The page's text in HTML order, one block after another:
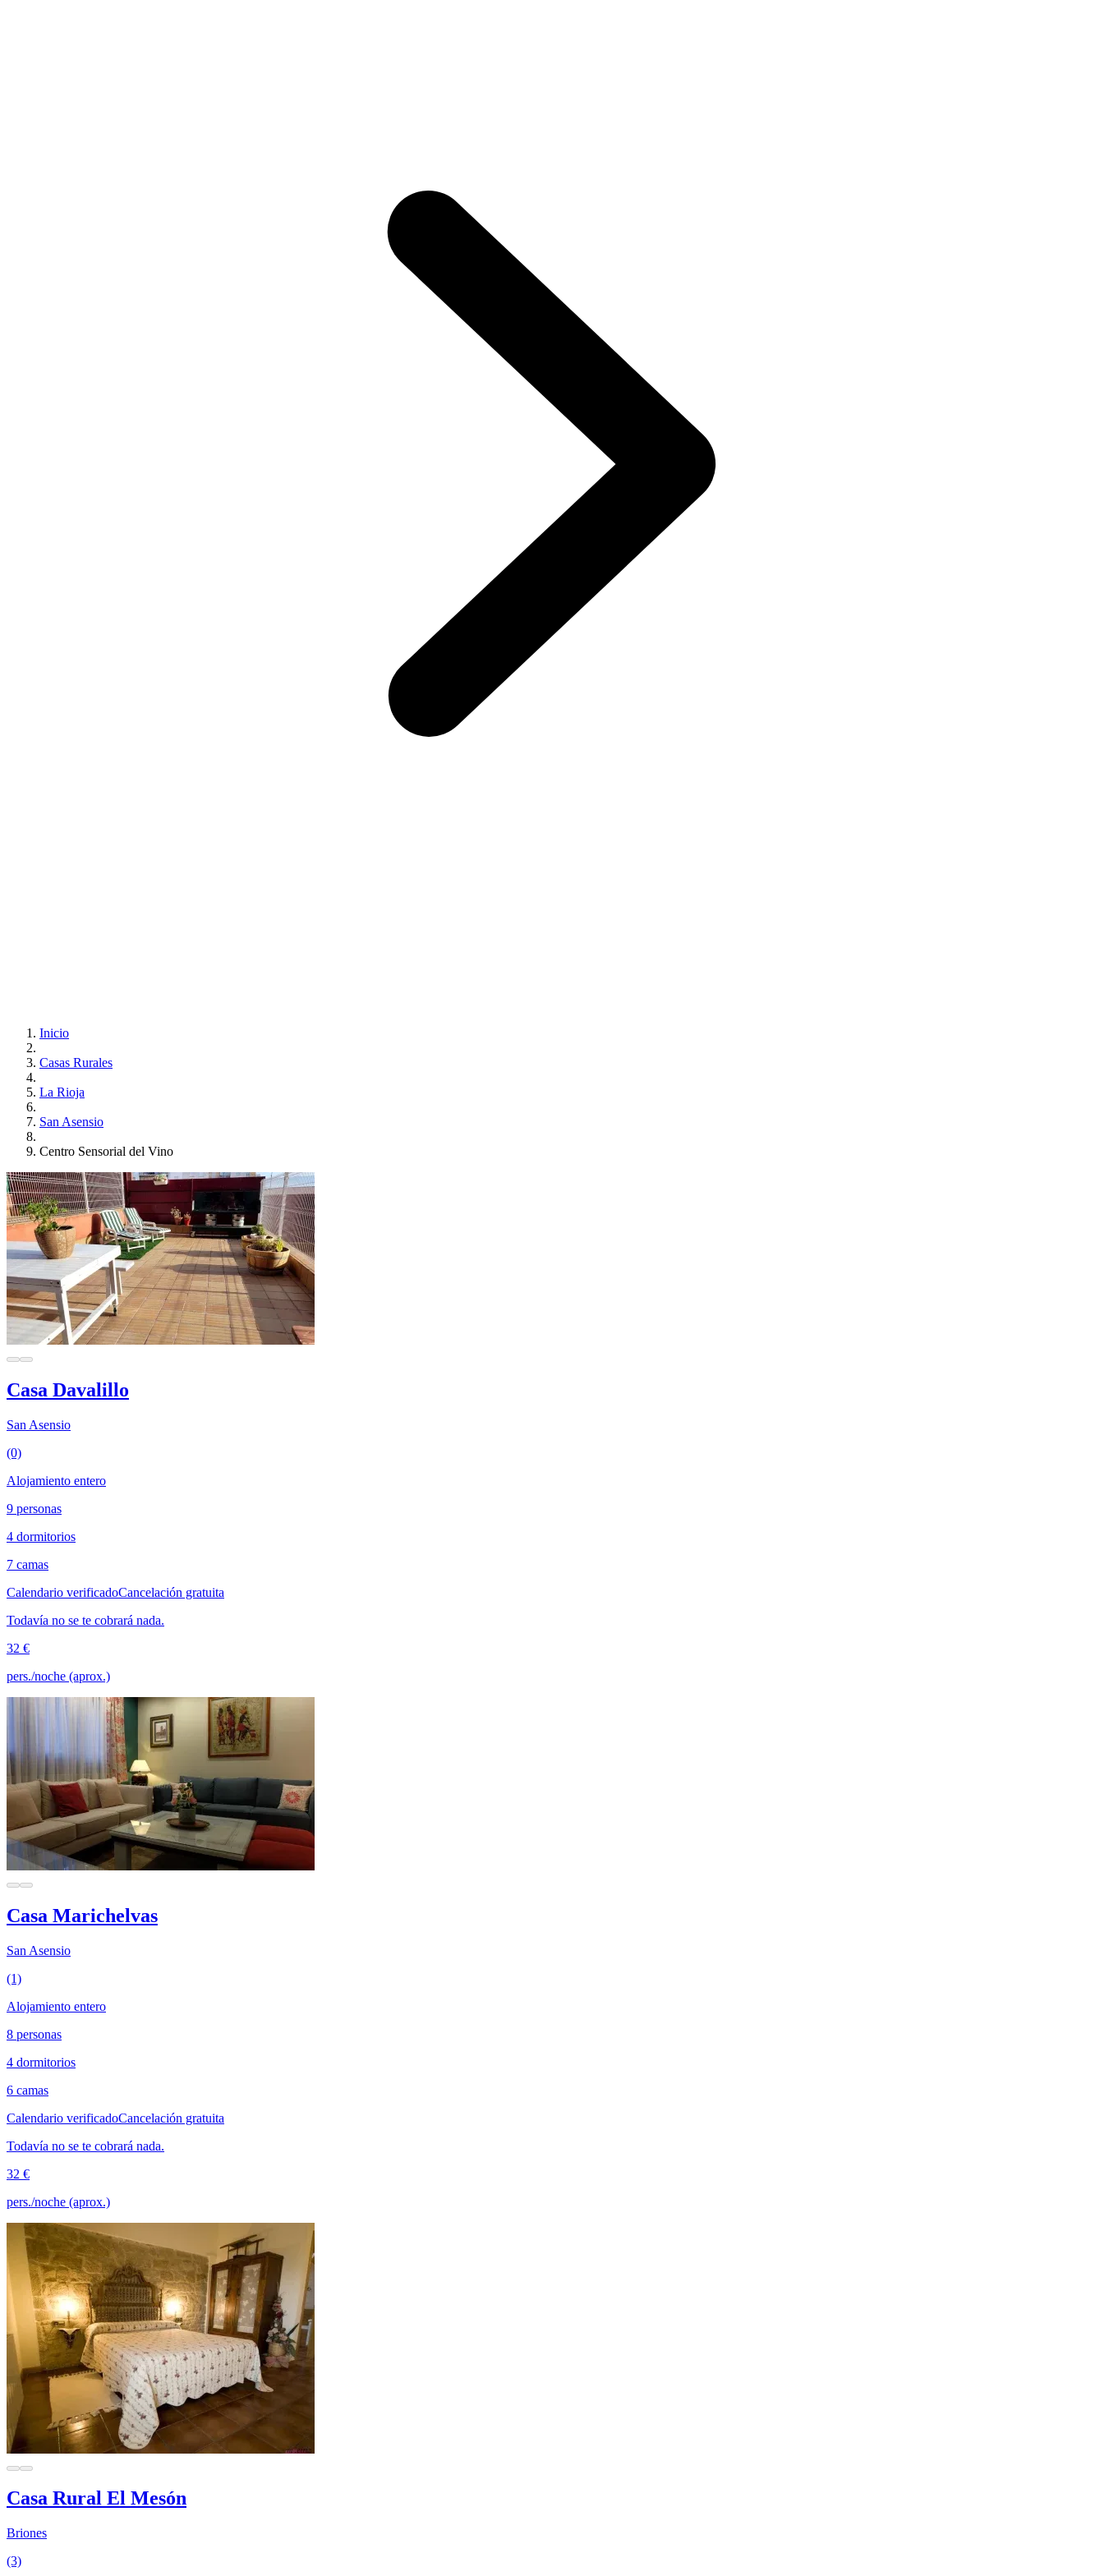
Inicio
Casas Rurales
La Rioja
San Asensio
Centro Sensorial del Vino
Casa Davalillo
San Asensio
(0)
Alojamiento entero
9 personas
4 dormitorios
7 camas
Calendario verificadoCancelación gratuita
Todavía no se te cobrará nada.
32 €
pers./noche (aprox.)
Casa Marichelvas
San Asensio
(1)
Alojamiento entero
8 personas
4 dormitorios
6 camas
Calendario verificadoCancelación gratuita
Todavía no se te cobrará nada.
32 €
pers./noche (aprox.)
Casa Rural El Mesón
Briones
(3)